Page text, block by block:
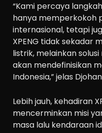
“Kami percaya
hanya memperkokoh
internasional, tetapi
XPENG tidak sekadar
listrik, melainkan
akan mendefinisikan
Indonesia,” jelas
Lebih jauh, kehadiran
mencerminkan misi
masa lalu kendaraan